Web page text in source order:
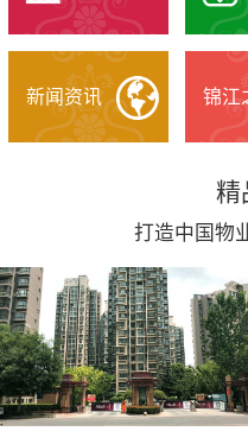
新闻资讯 锦江
精
打造中国物